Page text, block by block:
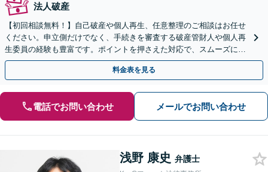
法人破産
【初回相談無料！】自己破産や個人再生、任意整理のご相談はお任せ
ください。申立側だけでなく、手続きを審査する破産管財人や個人再
生委員の経験も豊富です。ポイントを押さえた対応で、スムーズに手
続きが進むよう、尽力します【京都市役所前駅1分】
料金表を見る
電話でお問い合わせ メールでお問い合わせ
浅野 康史 弁護士